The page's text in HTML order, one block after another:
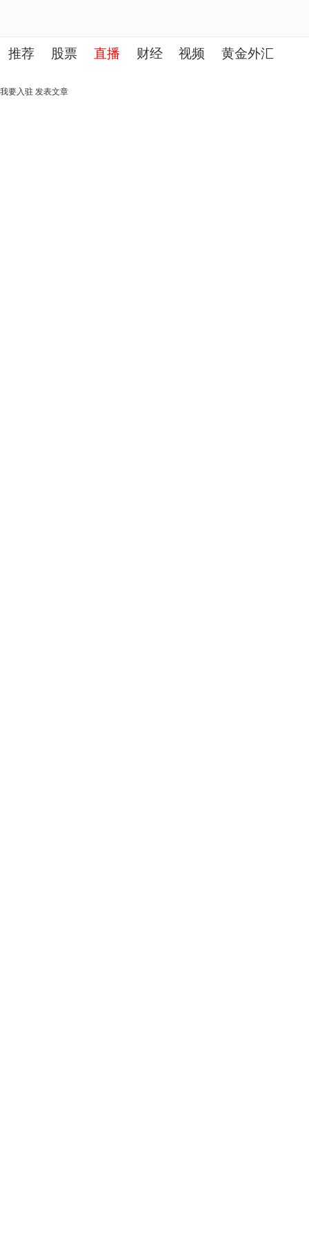
推荐 股票 直播 财经 视频 黄金外汇
理财 行业
我要入驻 发表文章